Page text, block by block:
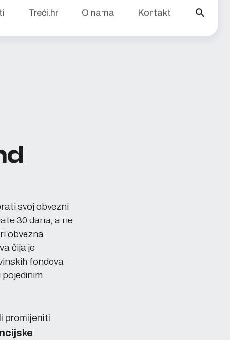
Treći.hr O nama Kontakt search
svoj obvezni
30 dana, a ne
obvezna
čija je
fondova
pojedinim
promijeniti